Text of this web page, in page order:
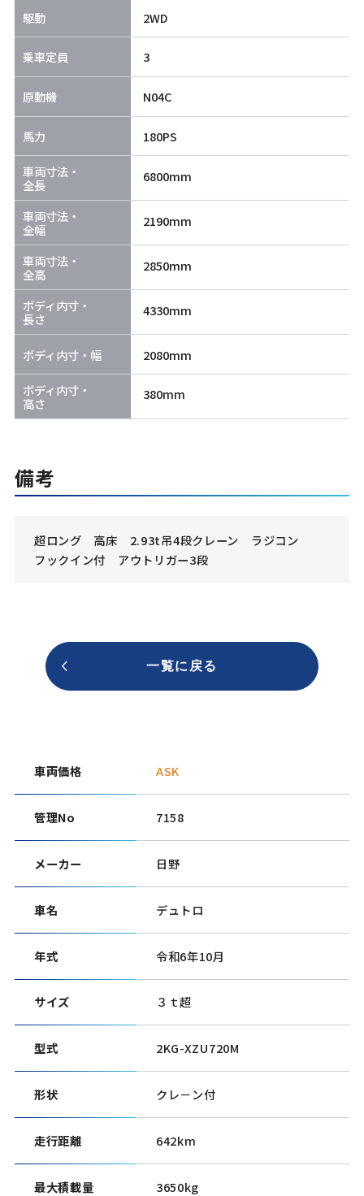
駆動 2WD
乗車定員 3
原動機 N04C
馬力 180PS
車両寸法・
全長
6800mm
車両寸法・
全幅
2190mm
車両寸法・
全高
2850mm
ボディ内寸・
長さ
4330mm
ボディ内寸・幅 2080mm
ボディ内寸・
高さ
380mm
備考
超ロング 高床 2.93t吊4段クレーン ラジコン
フックイン付 アウトリガー3段
一覧に戻る
車両価格 ASK
管理No 7158
メーカー 日野
車名 デュトロ
年式 令和6年10月
サイズ ３ｔ超
型式 2KG-XZU720M
形状 クレ－ン付
走行距離 642km
最大積載量 3650kg